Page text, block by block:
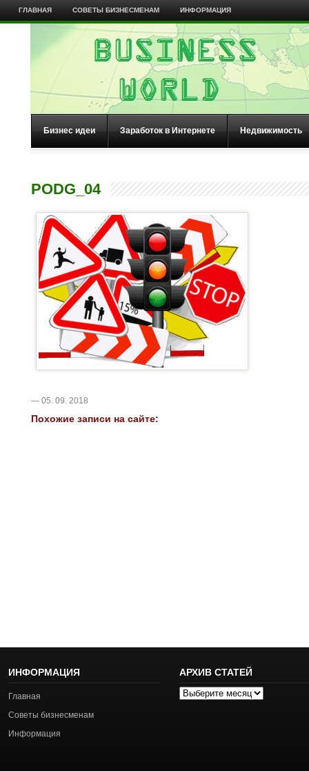
ГЛАВНАЯ СОВЕТЫ БИЗНЕСМЕНАМ ИНФОРМАЦИЯ
Бизнес идеи Заработок в Интернете Недвижимость
PODG_04
— 05. 09. 2018
Похожие записи на сайте:
ИНФОРМАЦИЯ
Главная
Советы бизнесменам
Информация
АРХИВ СТАТЕЙ
Архив